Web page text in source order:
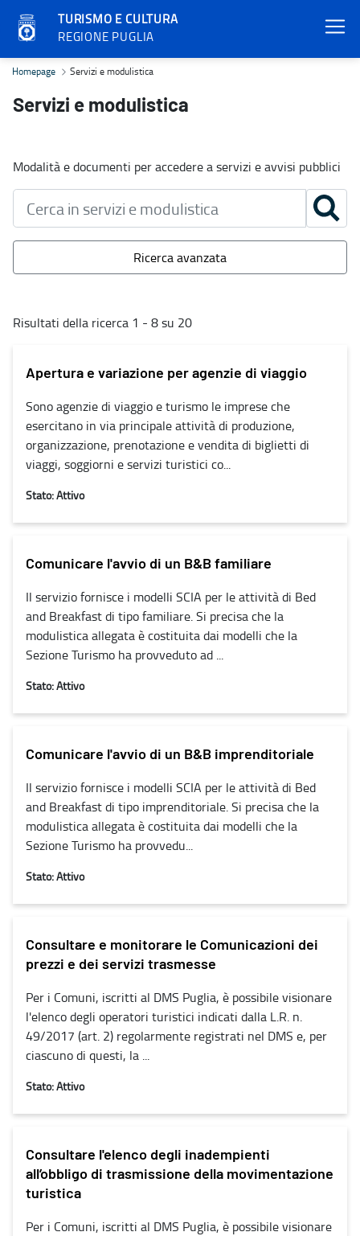
TURISMO E CULTURA
REGIONE PUGLIA
Servizi e modulistica - Turismo e cultura
Homepage Servizi e modulistica
Servizi e modulistica
Modalità e documenti per accedere a servizi e avvisi pubblici
Ricerca avanzata
Risultati della ricerca 1 - 8 su 20
Apertura e variazione per agenzie di viaggio
Sono agenzie di viaggio e turismo le imprese che
esercitano in via principale attività di produzione,
organizzazione, prenotazione e vendita di biglietti di
viaggi, soggiorni e servizi turistici co...
Stato: Attivo
Comunicare l'avvio di un B&B familiare
Il servizio fornisce i modelli SCIA per le attività di Bed
and Breakfast di tipo familiare. Si precisa che la
modulistica allegata è costituita dai modelli che la
Sezione Turismo ha provveduto ad ...
Stato: Attivo
Comunicare l'avvio di un B&B imprenditoriale
Il servizio fornisce i modelli SCIA per le attività di Bed
and Breakfast di tipo imprenditoriale. Si precisa che la
modulistica allegata è costituita dai modelli che la
Sezione Turismo ha provvedu...
Stato: Attivo
Consultare e monitorare le Comunicazioni dei
prezzi e dei servizi trasmesse
Per i Comuni, iscritti al DMS Puglia, è possibile visionare
l'elenco degli operatori turistici indicati dalla L.R. n.
49/2017 (art. 2) regolarmente registrati nel DMS e, per
ciascuno di questi, la ...
Stato: Attivo
Consultare l'elenco degli inadempienti
all’obbligo di trasmissione della movimentazione
turistica
Per i Comuni, iscritti al DMS Puglia, è possibile visionare